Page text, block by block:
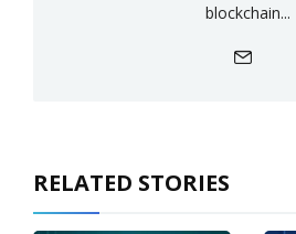
blockchain...
RELATED STORIES